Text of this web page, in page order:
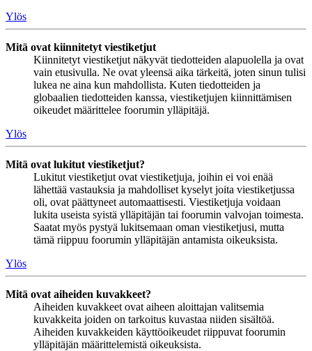
Ylös
Mitä ovat kiinnitetyt viestiketjut
Kiinnitetyt viestiketjut näkyvät tiedotteiden alapuolella ja ovat
vain etusivulla. Ne ovat yleensä aika tärkeitä, joten sinun tulisi
lukea ne aina kun mahdollista. Kuten tiedotteiden ja
globaalien tiedotteiden kanssa, viestiketjujen kiinnittämisen
oikeudet määrittelee foorumin ylläpitäjä.
Ylös
Mitä ovat lukitut viestiketjut?
Lukitut viestiketjut ovat viestiketjuja, joihin ei voi enää
lähettää vastauksia ja mahdolliset kyselyt joita viestiketjussa
oli, ovat päättyneet automaattisesti. Viestiketjuja voidaan
lukita useista syistä ylläpitäjän tai foorumin valvojan toimesta.
Saatat myös pystyä lukitsemaan oman viestiketjusi, mutta
tämä riippuu foorumin ylläpitäjän antamista oikeuksista.
Ylös
Mitä ovat aiheiden kuvakkeet?
Aiheiden kuvakkeet ovat aiheen aloittajan valitsemia
kuvakkeita joiden on tarkoitus kuvastaa niiden sisältöä.
Aiheiden kuvakkeiden käyttöoikeudet riippuvat foorumin
ylläpitäjän määrittelemistä oikeuksista.